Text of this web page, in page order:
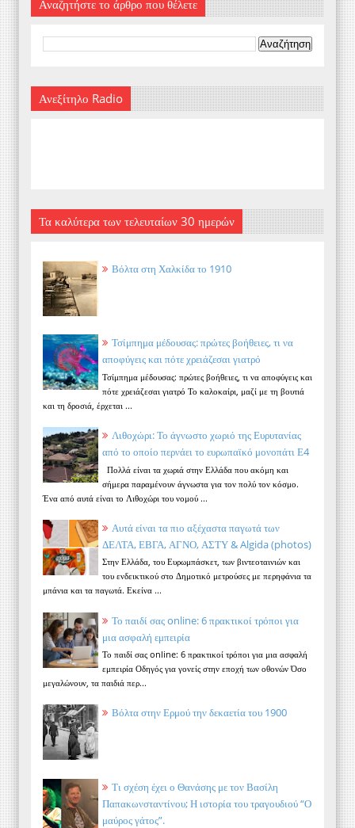
Αναζητήστε το άρθρο που θέλετε
Ανεξίτηλο Radio
Τα καλύτερα των τελευταίων 30 ημερών
Βόλτα στη Χαλκίδα το 1910
Τσίμπημα μέδουσας: πρώτες βοήθειες, τι να
αποφύγεις και πότε χρειάζεσαι γιατρό
Τσίμπημα μέδουσας: πρώτες βοήθειες, τι να αποφύγεις και
πότε χρειάζεσαι γιατρό Το καλοκαίρι, μαζί με τη βουτιά
και τη δροσιά, έρχεται ...
Λιθοχώρι: Το άγνωστο χωριό της Ευρυτανίας
από το οποίο περνάει το ευρωπαϊκό μονοπάτι Ε4
Πολλά είναι τα χωριά στην Ελλάδα που ακόμη και
σήμερα παραμένουν άγνωστα για τον πολύ τον κόσμο.
Ένα από αυτά είναι το Λιθοχώρι του νομού ...
Αυτά είναι τα πιο αξέχαστα παγωτά των
ΔΕΛΤΑ, ΕΒΓΑ, ΑΓΝΟ, ΑΣΤΥ & Algida (photos)
Στην Ελλάδα, του Ευρωμπάσκετ, των βιντεοταινιών και
του ενδεικτικού στο Δημοτικό μετρούσες με περηφάνια τα
μπάνια και τα παγωτά. Εκείνα ...
Το παιδί σας online: 6 πρακτικοί τρόποι για
μια ασφαλή εμπειρία
Το παιδί σας online: 6 πρακτικοί τρόποι για μια ασφαλή
εμπειρία Οδηγός για γονείς στην εποχή των οθονών Όσο
μεγαλώνουν, τα παιδιά περ...
Βόλτα στην Ερμού την δεκαετία του 1900
Τι σχέση έχει ο Θανάσης με τον Βασίλη
Παπακωνσταντίνου; Η ιστορία του τραγουδιού “Ο
μαύρος γάτος”.